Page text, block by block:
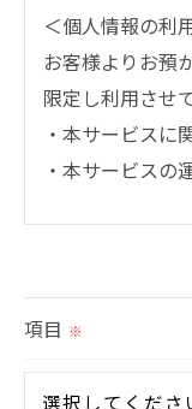
＜個人情報の利
お客様よりお預
限定し利用させ
・本サービスに
・本サービスの
られた場合を除き
ません。
項目 ※